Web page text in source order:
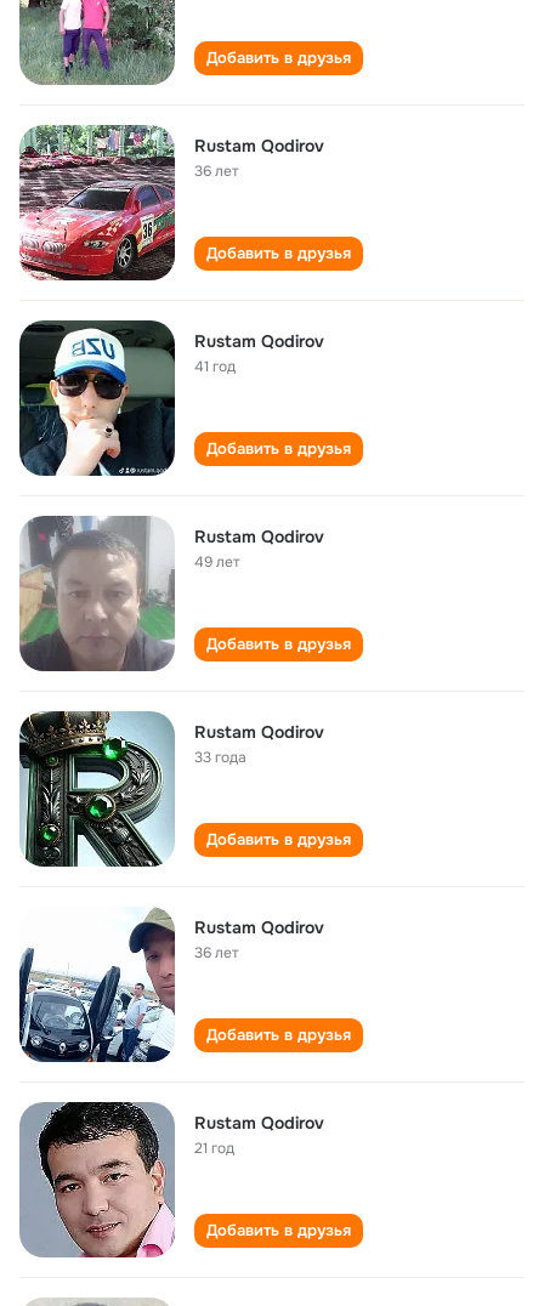
Добавить в друзья
Rustam Qodirov
36 лет
Добавить в друзья
Rustam Qodirov
41 год
Добавить в друзья
Rustam Qodirov
49 лет
Добавить в друзья
Rustam Qodirov
33 года
Добавить в друзья
Rustam Qodirov
36 лет
Добавить в друзья
Rustam Qodirov
21 год
Добавить в друзья